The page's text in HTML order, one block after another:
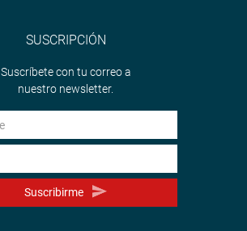
SUSCRIPCIÓN
Suscríbete con tu correo a
nuestro newsletter.
Suscribirme